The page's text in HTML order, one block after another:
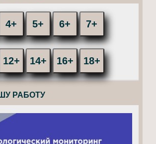
4+ 5+ 6+ 7+
12+ 14+ 16+ 18+
РАБОТУ